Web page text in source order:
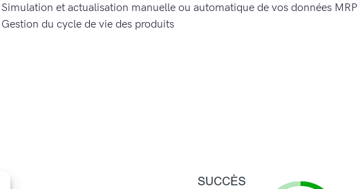
Simulation et actualisation manuelle ou automatique de vos données MRP
Gestion du cycle de vie des produits